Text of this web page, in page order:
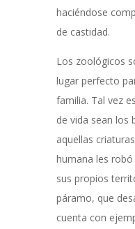
haciéndose
de castidad.
Los zoológicos
lugar perfecto
familia. Tal vez
de vida sean los
aquellas
humana les
sus propios
páramo, que
cuenta con